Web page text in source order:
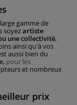
gamme de
soyezartiste
une collectivité,
ainsi qu'à vos
aussi bien du
pour les
et nombreux
prix